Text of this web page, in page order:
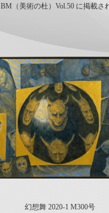
BM（美術の杜）Vol.50 に掲載さ
幻想舞 2020-1 M300号